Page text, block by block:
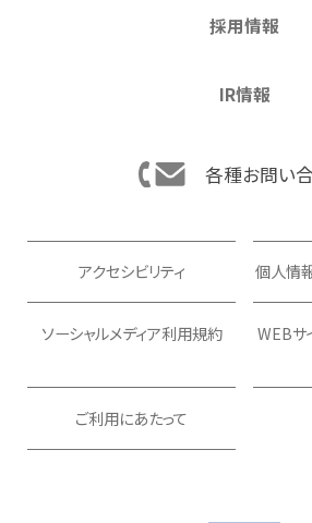
採用情報
IR情報
各種お問い
アクセシビリティ 個人情
ソーシャルメディア利用規約
WEBサ
ご利用にあたって